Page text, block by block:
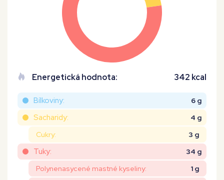
Energetická hodnota: 342 kcal
Bílkoviny: 6 g
Sacharidy:
4 g
Cukry:
3 g
Tuky:
34 g
Polynenasycené mastné kyseliny:
1 g